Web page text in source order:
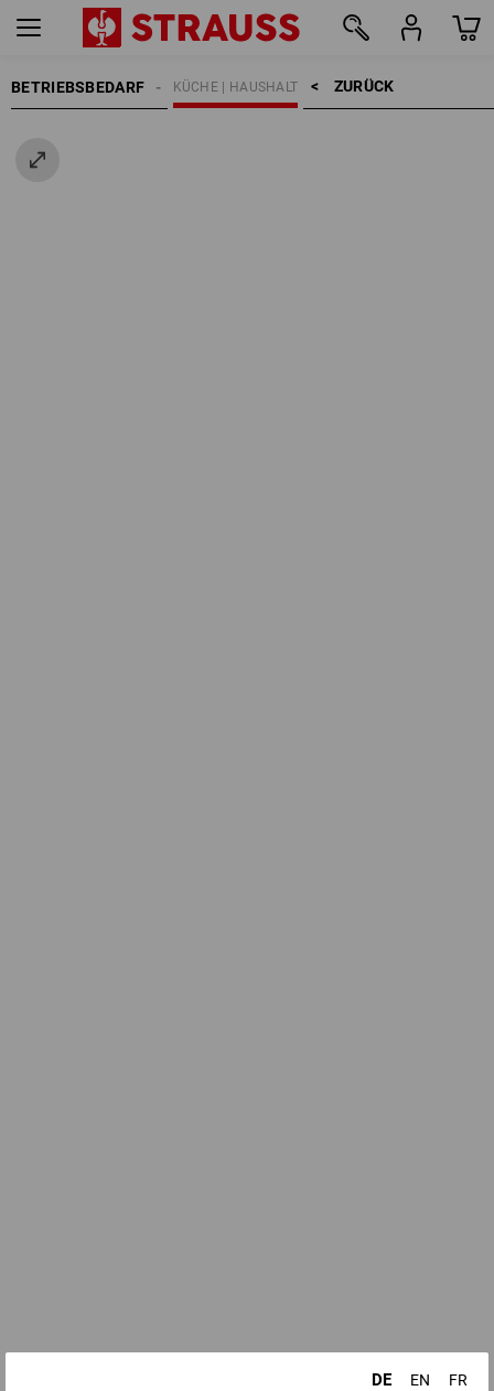
BETRIEBSBEDARF ZURÜCK    >
KÜCHE | HAUSHALT
DE EN
FR